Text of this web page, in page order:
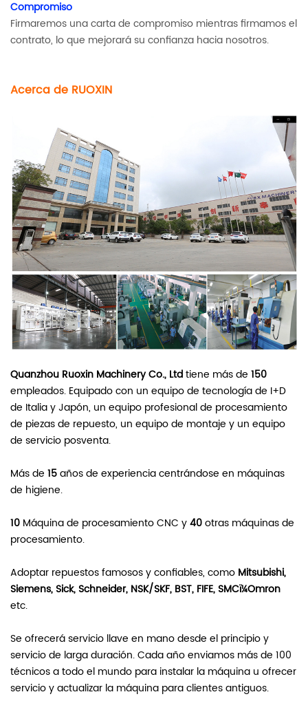
Compromiso
Firmaremos una carta de compromiso mientras firmamos el
contrato, lo que mejorará su confianza hacia nosotros.
Acerca de RUOXIN
Quanzhou Ruoxin Machinery Co., Ltdtiene más de 150
empleados. Equipado con un equipo de tecnología de I+D
de Italia y Japón, un equipo profesional de procesamiento
de piezas de repuesto, un equipo de montaje y un equipo
de servicio posventa.
Más de 15años de experiencia centrándose en máquinas
de higiene.
10 Máquina de procesamiento CNC y40otras máquinas de
procesamiento.
Adoptar repuestos famosos y confiables, como Mitsubishi,
Siemens, Sick, Schneider, NSK/SKF, BST, FIFE, SMCï¼Omron
etc.
Se ofrecerá servicio llave en mano desde el principio y
servicio de larga duración. Cada año enviamos más de 100
técnicos a todo el mundo para instalar la máquina u ofrecer
servicio y actualizar la máquina para clientes antiguos.